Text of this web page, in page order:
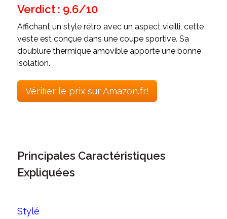
Verdict : 9.6/10
Affichant un style rétro avec un aspect vieilli, cette
veste est conçue dans une coupe sportive. Sa
doublure thermique amovible apporte une bonne
isolation.
Vérifier le prix sur Amazon.fr!
Principales Caractéristiques
Expliquées
Stylé